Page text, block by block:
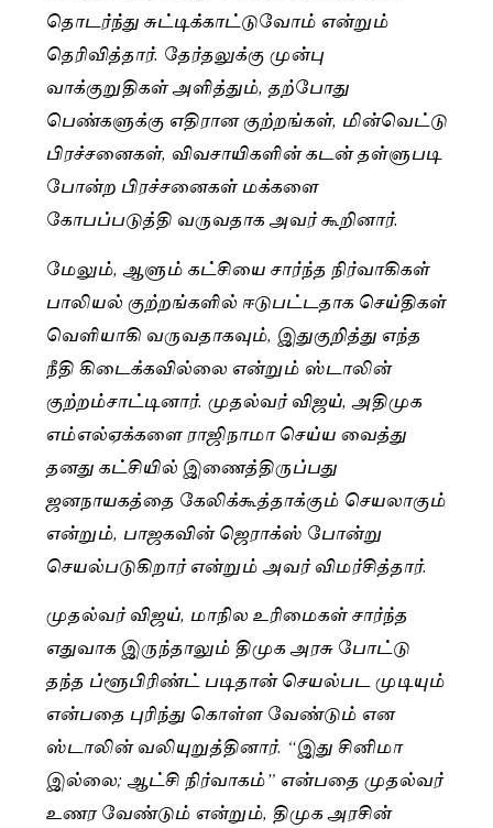
தொடர்ந்து சுட்டிக்காட்டுவோம் என்றும்
தெரிவித்தார். தேர்தலுக்கு முன்பு
வாக்குறுதிகள் அளித்தும், தற்போது
பெண்களுக்கு எதிரான குற்றங்கள், மின்வெட்டு
பிரச்சனைகள், விவசாயிகளின் கடன் தள்ளுபடி
போன்ற பிரச்சனைகள் மக்களை
கோபப்படுத்தி வருவதாக அவர் கூறினார்.
மேலும், ஆளும் கட்சியை சார்ந்த நிர்வாகிகள்
பாலியல் குற்றங்களில் ஈடுபட்டதாக செய்திகள்
வெளியாகி வருவதாகவும், இதுகுறித்து எந்த
நீதி கிடைக்கவில்லை என்றும் ஸ்டாலின்
குற்றம்சாட்டினார். முதல்வர் விஜய், அதிமுக
எம்எல்ஏக்களை ராஜிநாமா செய்ய வைத்து
தனது கட்சியில் இணைத்திருப்பது
ஜனநாயகத்தை கேலிக்கூத்தாக்கும் செயலாகும்
என்றும், பாஜகவின் ஜெராக்ஸ் போன்று
செயல்படுகிறார் என்றும் அவர் விமர்சித்தார்.
முதல்வர் விஜய், மாநில உரிமைகள் சார்ந்த
எதுவாக இருந்தாலும் திமுக அரசு போட்டு
தந்த ப்ளூபிரிண்ட் படிதான் செயல்பட முடியும்
என்பதை புரிந்து கொள்ள வேண்டும் என
ஸ்டாலின் வலியுறுத்தினார். “இது சினிமா
இல்லை; ஆட்சி நிர்வாகம்” என்பதை முதல்வர்
உணர வேண்டும் என்றும், திமுக அரசின்